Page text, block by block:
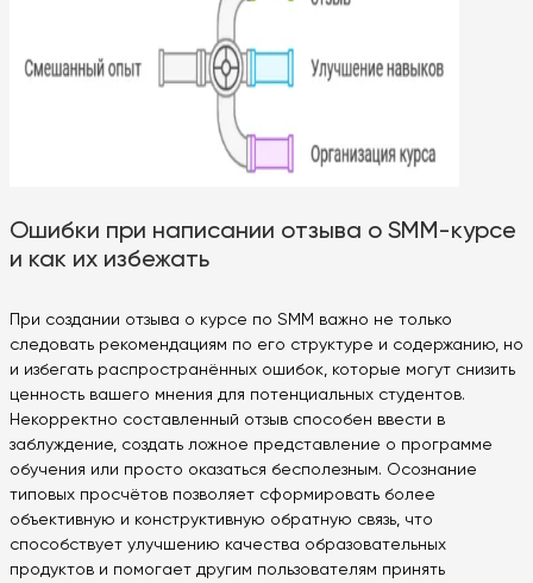
Ошибки при написании отзыва о SMM-курсе
и как их избежать
При создании отзыва о курсе по SMM важно не только
следовать рекомендациям по его структуре и содержанию, но
и избегать распространённых ошибок, которые могут снизить
ценность вашего мнения для потенциальных студентов.
Некорректно составленный отзыв способен ввести в
заблуждение, создать ложное представление о программе
обучения или просто оказаться бесполезным. Осознание
типовых просчётов позволяет сформировать более
объективную и конструктивную обратную связь, что
способствует улучшению качества образовательных
продуктов и помогает другим пользователям принять